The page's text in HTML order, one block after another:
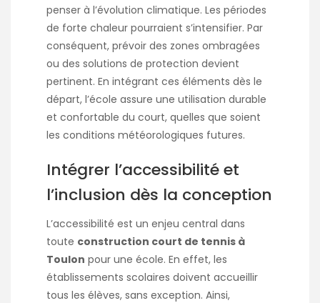
penser à l’évolution climatique. Les périodes
de forte chaleur pourraient s’intensifier. Par
conséquent, prévoir des zones ombragées
ou des solutions de protection devient
pertinent. En intégrant ces éléments dès le
départ, l’école assure une utilisation durable
et confortable du court, quelles que soient
les conditions météorologiques futures.
Intégrer l’accessibilité et
l’inclusion dès la conception
L’accessibilité est un enjeu central dans
toute construction court de tennis à
Toulon pour une école. En effet, les
établissements scolaires doivent accueillir
tous les élèves, sans exception. Ainsi,